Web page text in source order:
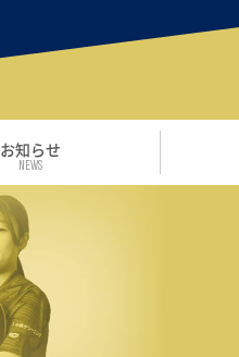
お知らせ
NEWS